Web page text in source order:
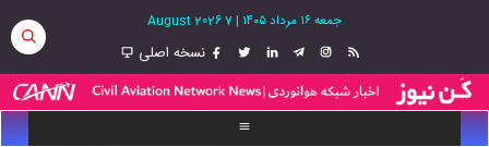
جمعه ۱۶ مرداد ۱۴۰۵ |
7 August 2026
نسخه اصلی